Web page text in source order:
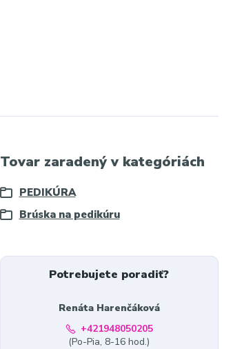
Tovar zaradený v kategóriách
PEDIKÚRA
Brúska na pedikúru
Potrebujete poradiť?
Renáta Harenčáková
+421948050205
(Po-Pia, 8-16 hod.)